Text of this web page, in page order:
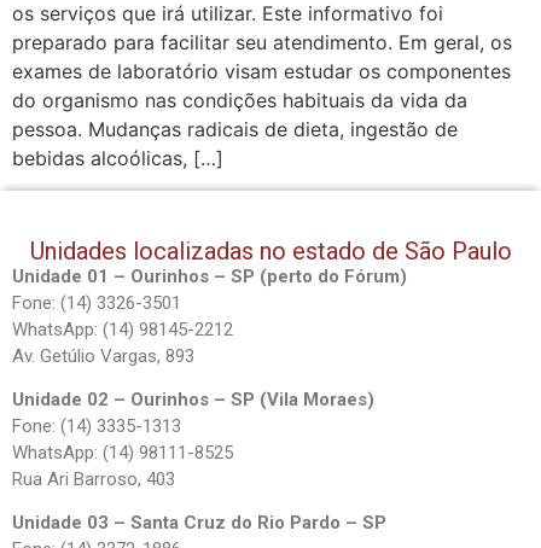
os serviços que irá utilizar. Este informativo foi
preparado para facilitar seu atendimento. Em geral, os
exames de laboratório visam estudar os componentes
do organismo nas condições habituais da vida da
pessoa. Mudanças radicais de dieta, ingestão de
bebidas alcoólicas, […]
Unidades localizadas no estado de São Paulo
Unidade 01 – Ourinhos – SP (perto do Fórum)
Fone: (14) 3326-3501
WhatsApp: (14) 98145-2212
Av. Getúlio Vargas, 893
Unidade 02 – Ourinhos – SP (Vila Moraes)
Fone: (14) 3335-1313
WhatsApp: (14) 98111-8525
Rua Ari Barroso, 403
Unidade 03 – Santa Cruz do Rio Pardo – SP